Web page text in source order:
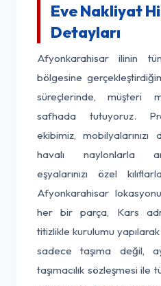
Eve Nakliyat
Detayları
Afyonkarahisar ilinin
bölgesine
süreçlerinde, müşteri
safhada tutuyoruz.
ekibimiz,
havalı naylonlarla
eşyalarınızı özel
Afyonkarahisar
her bir parça, Kars
titizlikle kurulumu
sadece taşıma değil,
taşımacılık sözleşmesi ile